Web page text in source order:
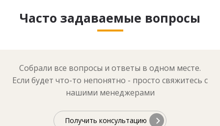
Часто задаваемые вопросы
Собрали все вопросы и ответы в одном месте.
Если будет что-то непонятно - просто свяжитесь с
нашими менеджерами
Получить консультацию